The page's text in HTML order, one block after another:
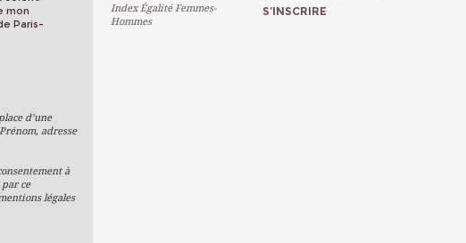
mon
Paris-
d’une
adresse
à
ce
légales
Index Égalité Femmes-
Hommes
S’INSCRIRE